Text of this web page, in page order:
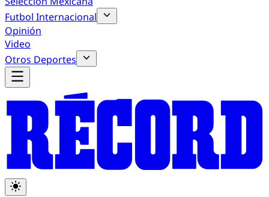
Futbol Internacional
Opinión
Video
Otros Deportes